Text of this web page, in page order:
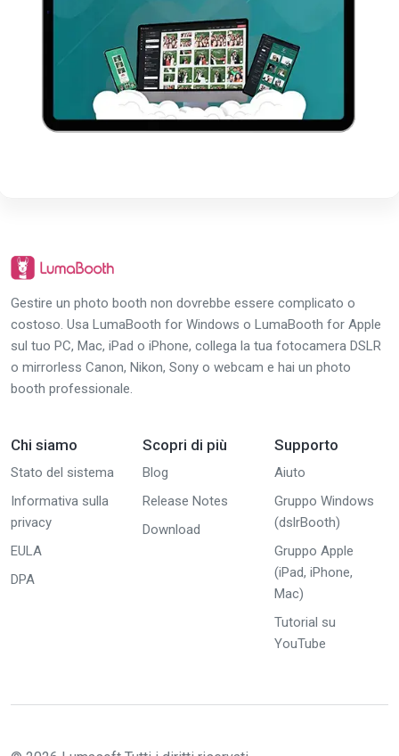
Gestire un photo booth non dovrebbe essere complicato o
costoso. Usa LumaBooth for Windows o LumaBooth for Apple
sul tuo PC, Mac, iPad o iPhone, collega la tua fotocamera DSLR
o mirrorless Canon, Nikon, Sony o webcam e hai un photo
booth professionale.
Chi siamo
Stato del sistema
Informativa sulla
privacy
EULA
DPA
Scopri di più
Blog
Release Notes
Download
Supporto
Aiuto
Gruppo Windows
(dslrBooth)
Gruppo Apple
(iPad, iPhone,
Mac)
Tutorial su
YouTube